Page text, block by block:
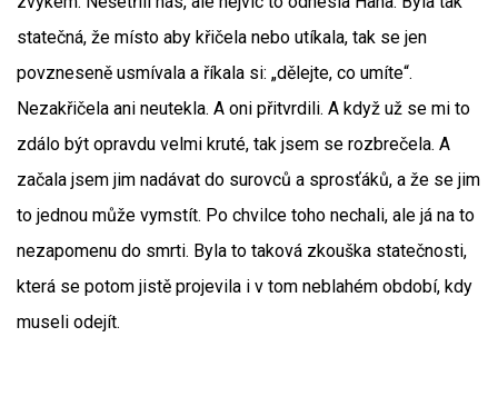
statečná, že místo aby křičela nebo utíkala, tak se jen
povzneseně usmívala a říkala si: „dělejte, co umíte“.
Nezakřičela ani neutekla. A oni přitvrdili. A když už se mi to
zdálo být opravdu velmi kruté, tak jsem se rozbrečela. A
začala jsem jim nadávat do surovců a sprosťáků, a že se jim
to jednou může vymstít. Po chvilce toho nechali, ale já na to
nezapomenu do smrti. Byla to taková zkouška statečnosti,
která se potom jistě projevila i v tom neblahém období, kdy
museli odejít.